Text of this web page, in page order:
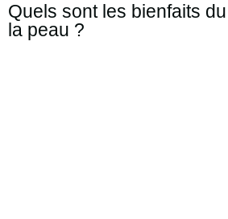
Quels sont les bienfaits
la peau ?